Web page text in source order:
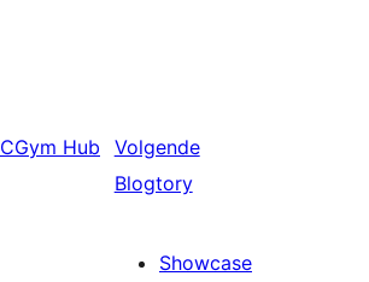
CGym Hub
Volgende
Blogtory
Showcase